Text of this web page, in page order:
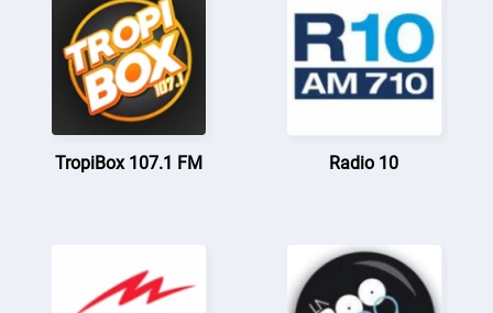
TropiBox 107.1 FM Radio 10